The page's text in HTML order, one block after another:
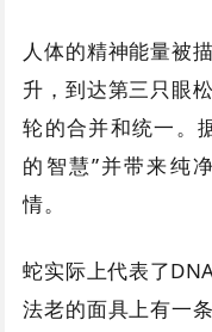
人体的精神能量被
升，到达第三只眼
轮的合并和统一。
的智慧”并带来纯
情。
蛇实际上代表了
法老的面具上有一